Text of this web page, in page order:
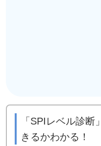
「SPIレベル診
きるかわかる！